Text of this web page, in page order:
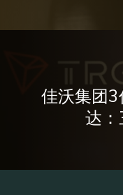
佳沃集团3
达